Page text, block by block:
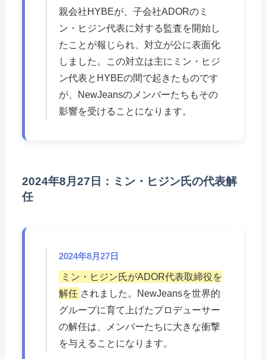
親会社HYBEが、子会社ADORのミ
ン・ヒジン代表に対する監査を開始し
たことが報じられ、対立が公に表面化
しました。この対立は主にミン・ヒジ
ン代表とHYBEの間で起きたものです
が、NewJeansのメンバーたちもその
影響を受けることになります。
2024年8月27日：ミン・ヒジン氏の代表解
任
2024年8月27日
ミン・ヒジン氏がADOR代表取締役を
解任 されました。NewJeansを世界的
グループに育て上げたプロデューサー
の解任は、メンバーたちに大きな衝撃
を与えることになります。